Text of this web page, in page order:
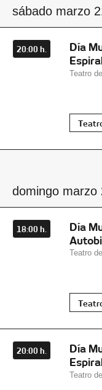
sábado marzo
20:00 h.
Día
Teatro
domingo marzo
18:00 h.
Día
Teatro
20:00 h.
Día
Teatro